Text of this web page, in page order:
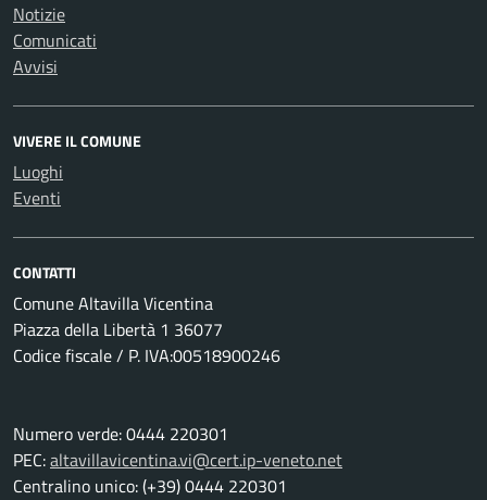
Notizie
Comunicati
Avvisi
VIVERE IL COMUNE
Luoghi
Eventi
CONTATTI
Comune Altavilla Vicentina
Piazza della Libertà 1 36077
Codice fiscale / P. IVA:00518900246
Numero verde: 0444 220301
PEC:altavillavicentina.vi@cert.ip-veneto.net
Centralino unico: (+39) 0444 220301